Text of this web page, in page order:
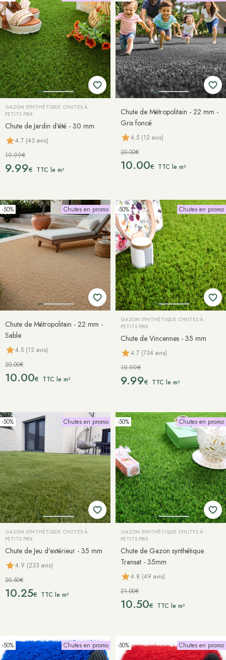
GAZON SYNTHÉTIQUE CHUTES À
PETITS PRIX
Chute de Jardin d'été - 30 mm
4.7 (43 avis)
19.99€
9.99€ TTC le m²
Chute de Métropolitain - 22 mm -
Gris foncé
4.5 (12 avis)
20.00€
10.00€ TTC le m²
-50% Chutes en promo
Chute de Métropolitain - 22 mm -
Sable
4.5 (12 avis)
20.00€
10.00€ TTC le m²
-50% Chutes en promo
GAZON SYNTHÉTIQUE CHUTES À
PETITS PRIX
Chute de Vincennes - 35 mm
4.7 (734 avis)
19.99€
9.99€ TTC le m²
-50% Chutes en promo
GAZON SYNTHÉTIQUE CHUTES À
PETITS PRIX
Chute de Jeu d'extérieur - 35 mm
4.9 (233 avis)
20.50€
10.25€ TTC le m²
-50% Chutes en promo
GAZON SYNTHÉTIQUE CHUTES À
PETITS PRIX
Chute de Gazon synthétique
Transat - 35mm
4.8 (49 avis)
21.00€
10.50€ TTC le m²
-50% Chutes en promo -50% Chutes en promo